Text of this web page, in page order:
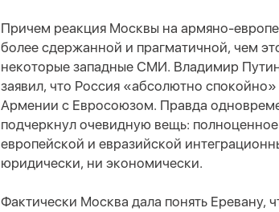
Причем реакция Москвы на армяно-
более сдержанной и прагматичной, чем
некоторые западные СМИ. Владимир
заявил, что Россия «абсолютно
Армении с Евросоюзом. Правда
подчеркнул очевидную вещь:
европейской и евразийской
юридически, ни экономически.
Фактически Москва дала понять Еревану,